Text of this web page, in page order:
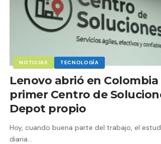
NOTICIAS TECNOLOGÍA
Lenovo abrió en Colombia
primer Centro de
Depot propio
Hoy, cuando buena parte del trabajo, el
diaria…